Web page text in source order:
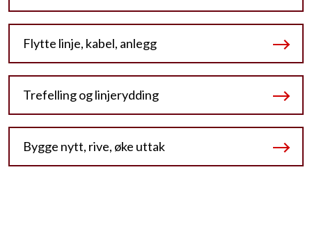
Flytte linje, kabel, anlegg
Trefelling og linjerydding
Bygge nytt, rive, øke uttak